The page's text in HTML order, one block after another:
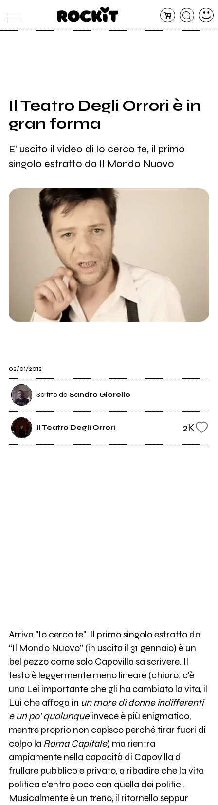
SHOP
RADIO
Il Teatro Degli Orrori è in
gran forma
E' uscito il video di Io cerco te, il primo
singolo estratto da Il Mondo Nuovo
02/01/2012
Scritto da Sandro Giorello
Il Teatro Degli Orrori 2K
Arriva "Io cerco te". Il primo singolo estratto da
“Il Mondo Nuovo” (in uscita il 31 gennaio) è un
bel pezzo come solo Capovilla sa scrivere. Il
testo è leggermente meno lineare (chiaro: c'è
una Lei importante che gli ha cambiato la vita, il
Lui che affoga in un mare di donne indifferenti
e un po' qualunqueinvece è più enigmatico,
mentre proprio non capisco perché tirar fuori di
colpo la Roma Capitale) ma rientra
ampiamente nella capacità di Capovilla di
frullare pubblico e privato, a ribadire che la vita
politica c'entra poco con quella dei politici.
Musicalmente è un treno, il ritornello seppur